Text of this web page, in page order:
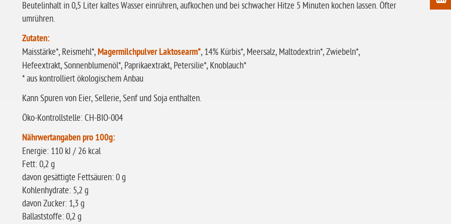
Beutelinhalt in 0,5 Liter kaltes Wasser einrühren, aufkochen und bei schwacher Hitze 5 Minuten kochen lassen. Öfter
umrühren.
Zutaten:
Maisstärke*, Reismehl*,Magermilchpulver Laktosearm*, 14% Kürbis*, Meersalz, Maltodextrin*, Zwiebeln*,
Hefeextrakt, Sonnenblumenöl*, Paprikaextrakt, Petersilie*, Knoblauch*
* aus kontrolliert ökologischem Anbau
Kann Spuren von Eier, Sellerie, Senf und Soja enthalten.
Öko-Kontrollstelle: CH-BIO-004
Nährwertangaben pro 100g:
Energie: 110 kJ / 26 kcal
Fett: 0,2 g
davon gesättigte Fettsäuren: 0 g
Kohlenhydrate: 5,2 g
davon Zucker: 1,3 g
Ballaststoffe: 0,2 g